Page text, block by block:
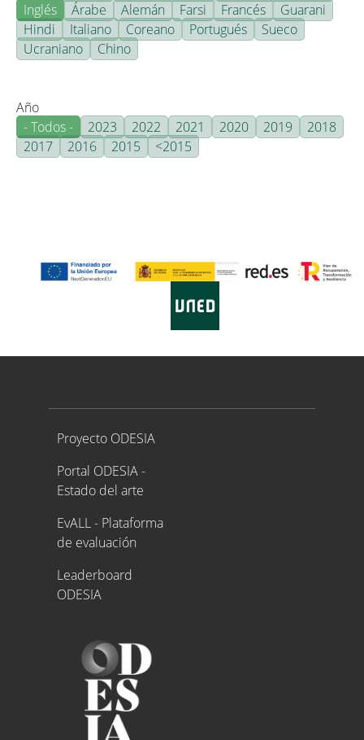
Inglés
Árabe Alemán Farsi Francés
Guarani
Hindi
Italiano Coreano Portugués
Sueco
Ucraniano
Chino
Año
- Todos -
2023 2022 2021 2020 2019
2018
2017
2016 2015 <2015
Proyecto ODESIA
Proyecto ODESIA
Portal ODESIA -
Estado del arte
EvALL - Plataforma
de evaluación
Leaderboard
ODESIA